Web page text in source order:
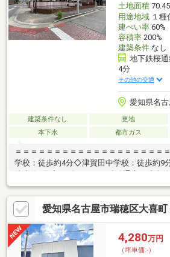
土地面積
用途地域１種
建ぺい率60%
容積率200%
建築条件なし
地下鉄桜
4分
その他の交通
愛知県名
建築条件なし 更地
本下水
都市ガス
＝＝＝＝＝＝＝＝＝＝＝＝＝＝＝＝＝＝＝
学校：徒歩約4分◇津賀田中学校：徒歩約9
徒歩約8分◇スギドラッグ 瑞穂通店：徒歩
ック：徒歩約1分◆建築条件なしでお好きな
築可能◆全3区画の分譲地◎◆周辺環境充実
い＝＝＝＝＝＝＝＝＝＝＝＝＝＝＝＝＝＝
だけ聞くだけOK／資金効率が良くなるロー
ネット未公開、水面下情報多数あります。
る物件もご相談ください。
愛知県名古屋市瑞穂区大喜町
4,280万円
（坪単価:-）